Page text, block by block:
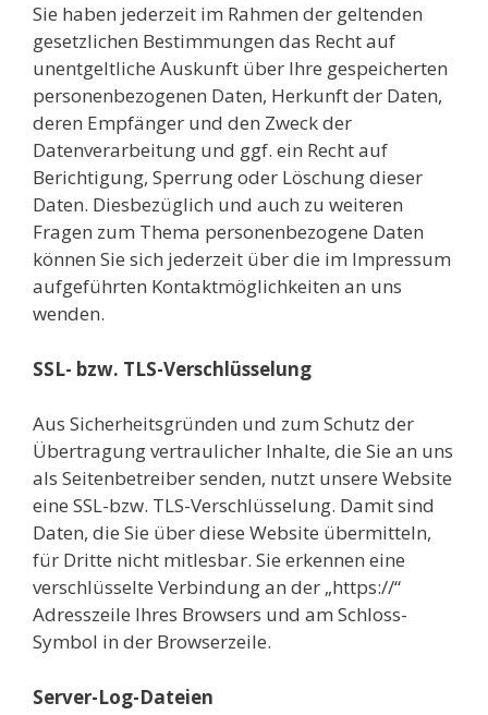
Sie haben jederzeit im Rahmen der geltenden
gesetzlichen Bestimmungen das Recht auf
unentgeltliche Auskunft über Ihre gespeicherten
personenbezogenen Daten, Herkunft der Daten,
deren Empfänger und den Zweck der
Datenverarbeitung und ggf. ein Recht auf
Berichtigung, Sperrung oder Löschung dieser
Daten. Diesbezüglich und auch zu weiteren
Fragen zum Thema personenbezogene Daten
können Sie sich jederzeit über die im Impressum
aufgeführten Kontaktmöglichkeiten an uns
wenden.
SSL- bzw. TLS-Verschlüsselung
Aus Sicherheitsgründen und zum Schutz der
Übertragung vertraulicher Inhalte, die Sie an uns
als Seitenbetreiber senden, nutzt unsere Website
eine SSL-bzw. TLS-Verschlüsselung. Damit sind
Daten, die Sie über diese Website übermitteln,
für Dritte nicht mitlesbar. Sie erkennen eine
verschlüsselte Verbindung an der „https://“
Adresszeile Ihres Browsers und am Schloss-
Symbol in der Browserzeile.
Server-Log-Dateien